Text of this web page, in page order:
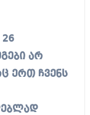
არ
ერთ ჩვენს